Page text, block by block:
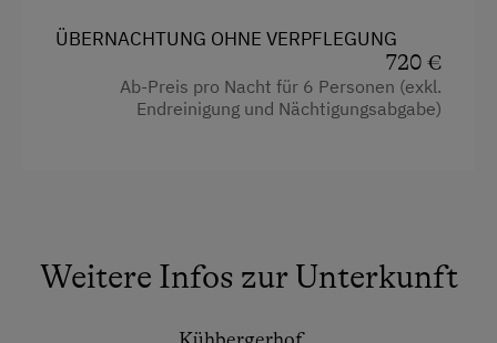
Übernachtung mit Frühstück
Almausflüge
Kaffeemaschine
Mikrowelle
Reinigungsausstattung in der Wohnung
Kühlschrank
ÜBERNACHTUNG OHNE VERPFLEGUNG
720 €
Ab-Preis pro Nacht für 6 Personen (exkl.
Endreinigung und Nächtigungsabgabe)
Weitere Infos zur Unterkunft